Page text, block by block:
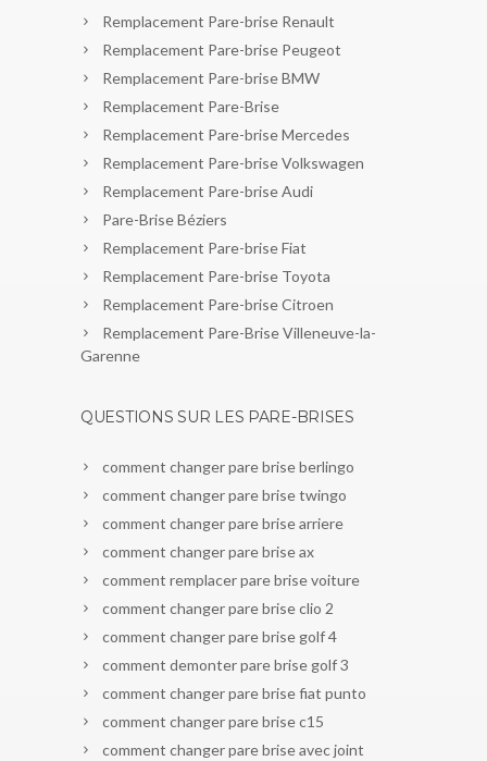
Remplacement Pare-brise Renault
Remplacement Pare-brise Peugeot
Remplacement Pare-brise BMW
Remplacement Pare-Brise
Remplacement Pare-brise Mercedes
Remplacement Pare-brise Volkswagen
Remplacement Pare-brise Audi
Pare-Brise Béziers
Remplacement Pare-brise Fiat
Remplacement Pare-brise Toyota
Remplacement Pare-brise Citroen
Remplacement Pare-Brise Villeneuve-la-
Garenne
QUESTIONS SUR LES PARE-BRISES
comment changer pare brise berlingo
comment changer pare brise twingo
comment changer pare brise arriere
comment changer pare brise ax
comment remplacer pare brise voiture
comment changer pare brise clio 2
comment changer pare brise golf 4
comment demonter pare brise golf 3
comment changer pare brise fiat punto
comment changer pare brise c15
comment changer pare brise avec joint